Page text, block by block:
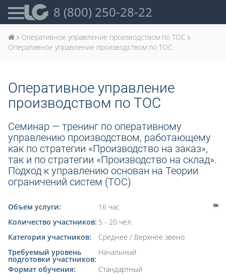
8 (800) 250-28-22
Оперативное управление производством по ТОС
Оперативное управление производством по ТОС
Оперативное управление
производством по ТОС
Семинар — тренинг по оперативному
управлению производством, работающему
как по стратегии «Производство на заказ»,
так и по стратегии «Производство на склад».
Подход к управлению основан на Теории
ограничений систем (ТОС)
Объем услуги:
16 час
Количество участников: 5 - 20 чел.
Категория участников:
Среднее / Верхнее звено
Требуемый уровень
подготовки участников:
Начальный
Формат обучения:
Стандартный